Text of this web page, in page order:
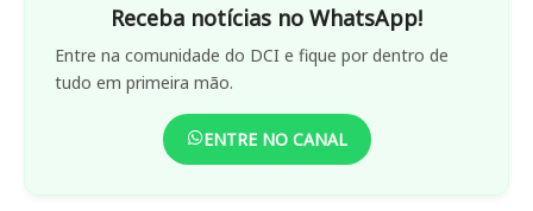
Receba notícias no WhatsApp!
Entre na comunidade do DCI e fique por dentro de
tudo em primeira mão.
ENTRE NO CANAL